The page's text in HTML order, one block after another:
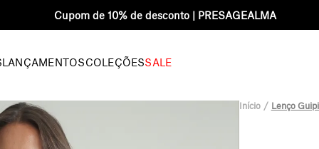
Cupom de 10% de desconto | PRESAGEALMA
LANÇAMENTOSCOLEÇÕESSALE
Início Lenço